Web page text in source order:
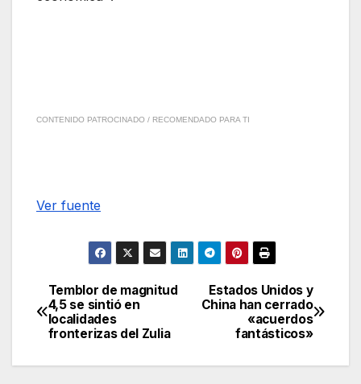
CONTENIDO PATROCINADO / RECOMENDADO PARA TI
Ver fuente
Navegación
de
entradas
Estados Unidos y
China han cerrado
«acuerdos
fantásticos»
Temblor de magnitud
4,5 se sintió en
localidades
fronterizas del Zulia